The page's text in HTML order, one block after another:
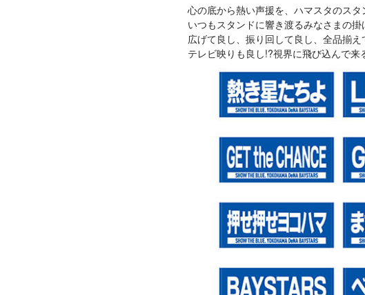
心の底から熱い声援を、ハマスタのス
いつもスタンドに響き渡るみなさまの
広げて良し、振り回して良し、全品揃
テレビ映りも良し!?視界に飛び込んで来